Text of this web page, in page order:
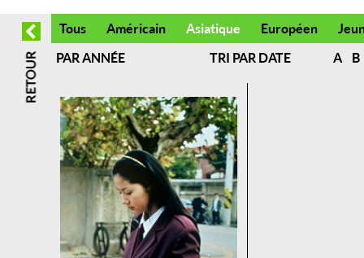
Tous Américain Asiatique Européen
PAR ANNÉE
TRI PAR DATE A B